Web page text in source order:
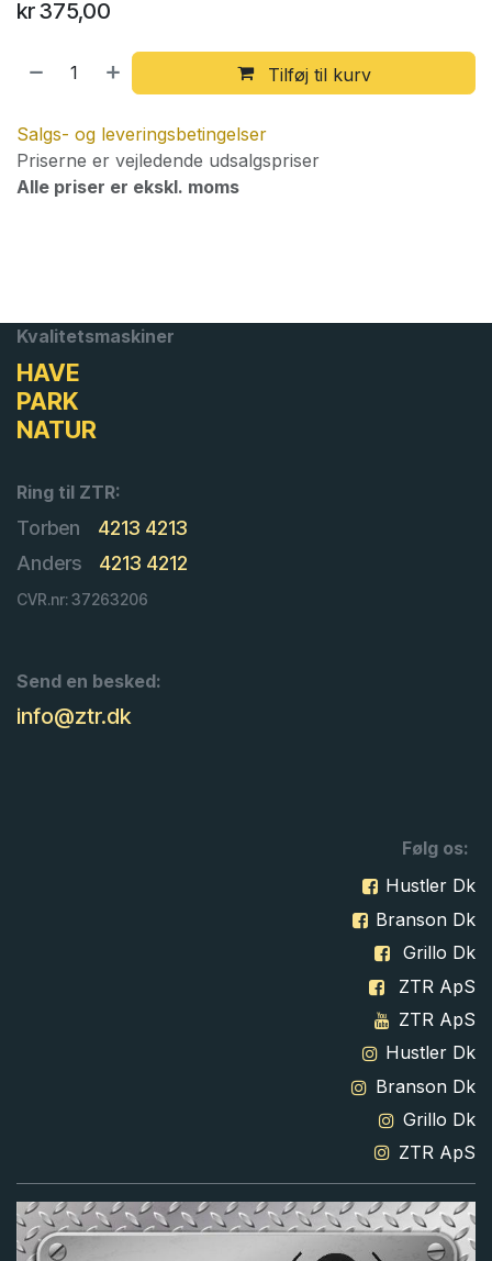
kr375,00
Tilføj til kurv
Salgs- og leveringsbetingelser
Priserne er vejledende udsalgspriser
Alle priser er ekskl. moms
Kvalitetsmaskiner
HAVE
PARK
NATUR
Ring til ZTR:
Torben
4213 4213
Anders
4213 4212
CVR.nr: 37263206
Send en besked:
info@ztr.dk
Følg os:
Hustler Dk
Branson Dk
Grillo Dk
ZTR ApS
ZTR ApS
Hustler Dk
Branson Dk
Grillo Dk
ZTR ApS